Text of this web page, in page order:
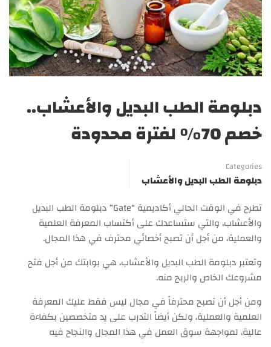
دبلومة الطب البديل والأعشاب..
خصم 70% لفترة محدودة
Categories
دبلومة الطب البديل والأعشاب
تطرح في الوقت الحالي أكاديمية “Gate” دبلومة الطب البديل
والأعشاب، والتي ستساعدك على أكتساب المعرفة العلمية
والعملية، من أجل أن تصبح أخصائي محترف في هذا المجال.
وتعتبر دبلومة الطب البديل والأعشاب، هي بوابتك من أجل فتح
مشروعك الخاص والربح منه.
ومن أجل أن تصبح محترفاً في مجال ليس فقط عليك المعرفة
العلمية والعملية، ولكن أيضاً التدرب على يد متخصصين بكفاءة
عالية، لمواجهة سوق العمل في هذا المجال والنجاح فيه